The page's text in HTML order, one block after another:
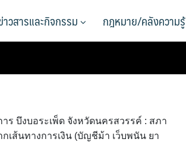
าวสารและกิจกรรม กฎหมาย/คลังความรู้
บึงบอระเพ็ด จังหวัดนครสวรรค์ ​: ​สภา
ส้นทางการเงิน (บัญชีม้า เว็บพนัน ยา